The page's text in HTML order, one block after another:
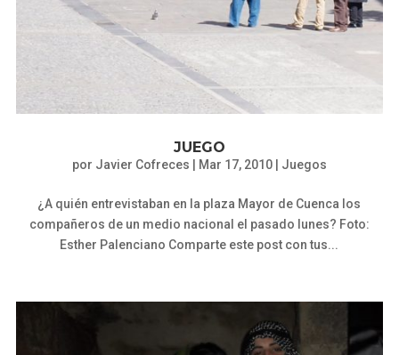
JUEGO
por Javier Cofreces Mar 17, 2010| Juegos
¿A quién entrevistaban en la plaza Mayor de Cuenca los
compañeros de un medio nacional el pasado lunes? Foto:
Esther Palenciano Comparte este post con tus...